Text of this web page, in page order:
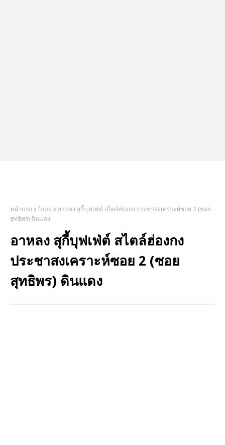
หน้าแรก food
อาหลง สุกี้บุฟเฟ่ต์ สไตล์ฮ่องกง ประชาสงเคราะห์ซอย 2 (ซอย
สุทธิพร) ดินแดง
อาหลง สุกี้บุฟเฟ่ต์ สไตล์ฮ่องกง
ประชาสงเคราะห์ซอย 2 (ซอย
สุทธิพร) ดินแดง